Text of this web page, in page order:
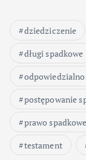
dziedziczenie
długi spadkowe
postępowanie
prawo spadkowe
testament